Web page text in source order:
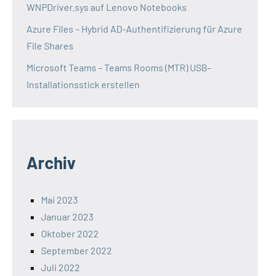
WNPDriver.sys auf Lenovo Notebooks
Azure Files – Hybrid AD-Authentifizierung für Azure
File Shares
Microsoft Teams – Teams Rooms (MTR) USB-
Installationsstick erstellen
Archiv
Mai 2023
Januar 2023
Oktober 2022
September 2022
Juli 2022